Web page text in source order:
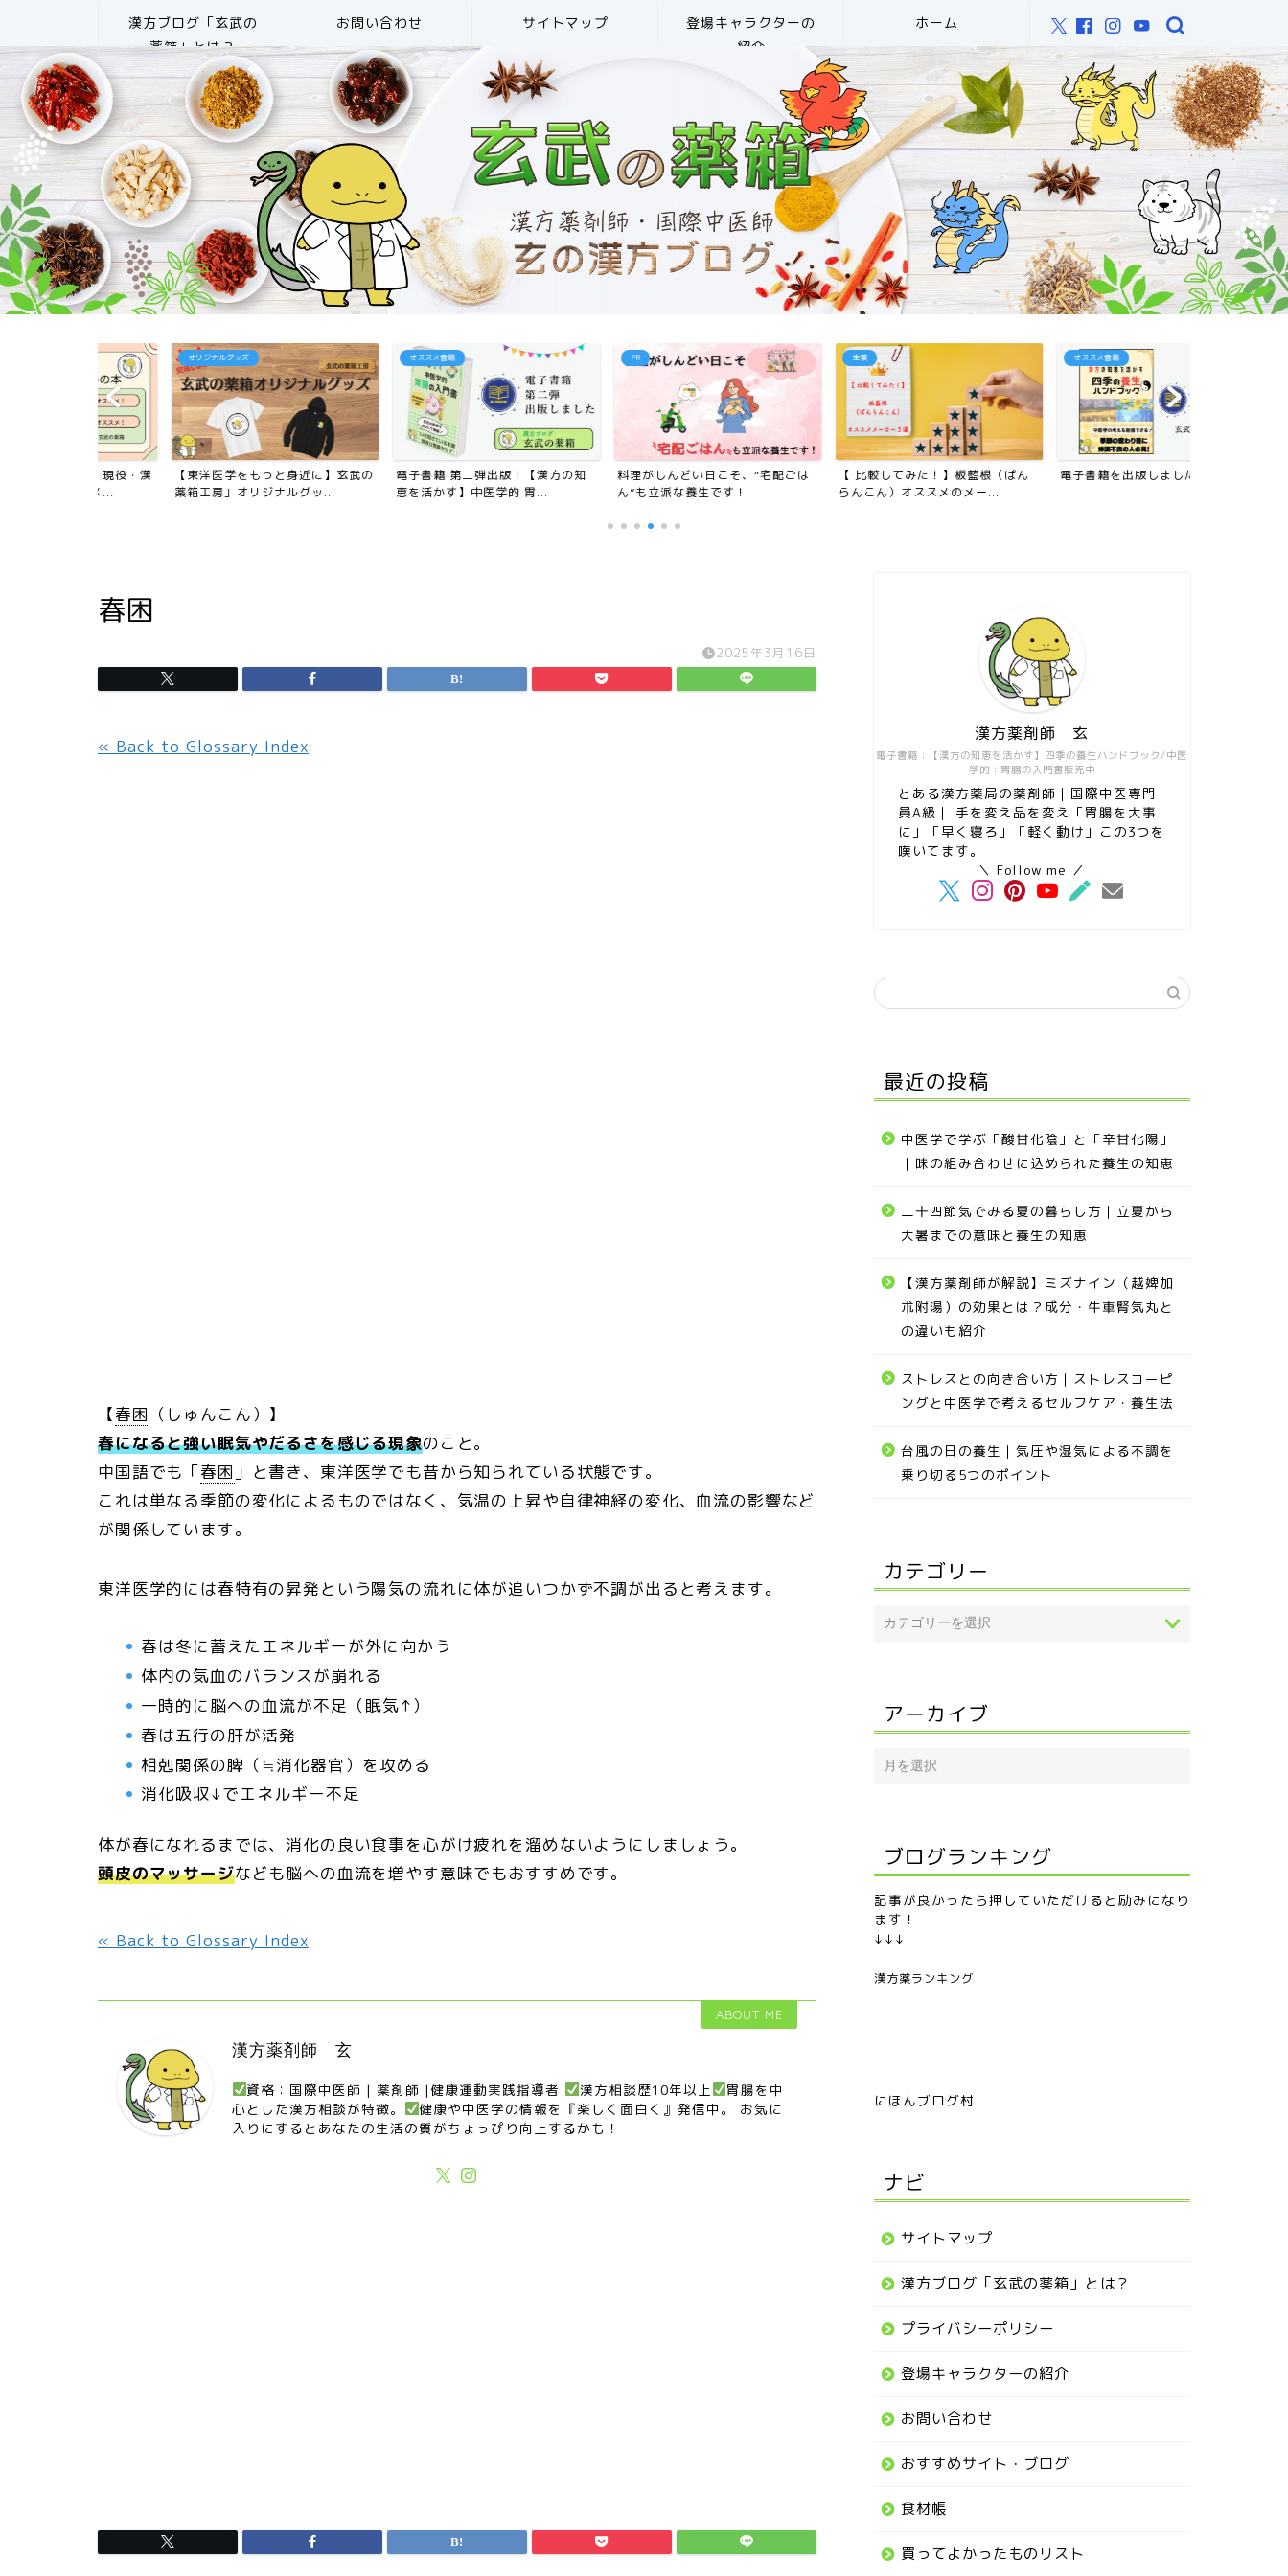
漢方ブログ「玄武の
薬箱」とは？
お問い合わせ サイトマップ
登場キャラクターの
紹介
ホーム
オリジナルグッズ
【東洋医学をもっと身近に】玄武の
薬箱工房」オリジナルグッ...
オススメ書籍
電子書籍 第二弾出版！【漢方の知
恵を活かす】中医学的 胃...
PR
料理がしんどい日こそ、“宅配ごは
ん”も立派な養生です！
生薬
【 比較してみた！】板藍根（ばん
らんこん）オススメのメー...
電子書籍を出版しました！
春困
2025年3月16日
« Back to Glossary Index
【春困 （しゅんこん）】
春になると強い眠気やだるさを感じる現象のこと。
中国語でも「春困 」と書き、東洋医学でも昔から知られている状態です。
これは単なる季節の変化によるものではなく、気温の上昇や自律神経の変化、血流の影響など
が関係しています。
東洋医学的には春特有の昇発という陽気の流れに体が追いつかず不調が出ると考えます。
春は冬に蓄えたエネルギーが外に向かう
体内の気血のバランスが崩れる
一時的に脳への血流が不足（眠気↑）
春は五行の肝が活発
相剋関係の脾（≒消化器官）を攻める
消化吸収↓でエネルギー不足
体が春になれるまでは、消化の良い食事を心がけ疲れを溜めないようにしましょう。
頭皮のマッサージなども脳への血流を増やす意味でもおすすめです。
« Back to Glossary Index
ABOUT ME
漢方薬剤師 玄
資格：国際中医師 | 薬剤師 |健康運動実践指導者 漢方相談歴10年以上
胃腸を中
心とした漢方相談が特徴。
健康や中医学の情報を『楽しく面白く』発信中。 お気に
入りにするとあなたの生活の質がちょっぴり向上するかも！
電子書籍：【漢方の知恵を活かす】四季の養生ハンドブック/中医
学的：胃腸の入門書販売中
漢方薬剤師 玄
とある漢方薬局の薬剤師｜国際中医専門
員A級｜ 手を変え品を変え「胃腸を大事
に」「早く寝ろ」「軽く動け」この3つを
嘆いてます。
＼ Follow me ／
最近の投稿
中医学で学ぶ「酸甘化陰」と「辛甘化陽」
｜味の組み合わせに込められた養生の知恵
二十四節気でみる夏の暮らし方｜立夏から
大暑までの意味と養生の知恵
【漢方薬剤師が解説】ミズナイン（越婢加
朮附湯）の効果とは？成分・牛車腎気丸と
の違いも紹介
ストレスとの向き合い方｜ストレスコーピ
ングと中医学で考えるセルフケア・養生法
台風の日の養生｜気圧や湿気による不調を
乗り切る5つのポイント
カテゴリー
アーカイブ
ブログランキング
記事が良かったら押していただけると励みになり
ます！
↓↓↓
漢方薬ランキング
にほんブログ村
ナビ
サイトマップ
漢方ブログ「玄武の薬箱」とは？
プライバシーポリシー
登場キャラクターの紹介
お問い合わせ
おすすめサイト・ブログ
食材帳
買ってよかったものリスト